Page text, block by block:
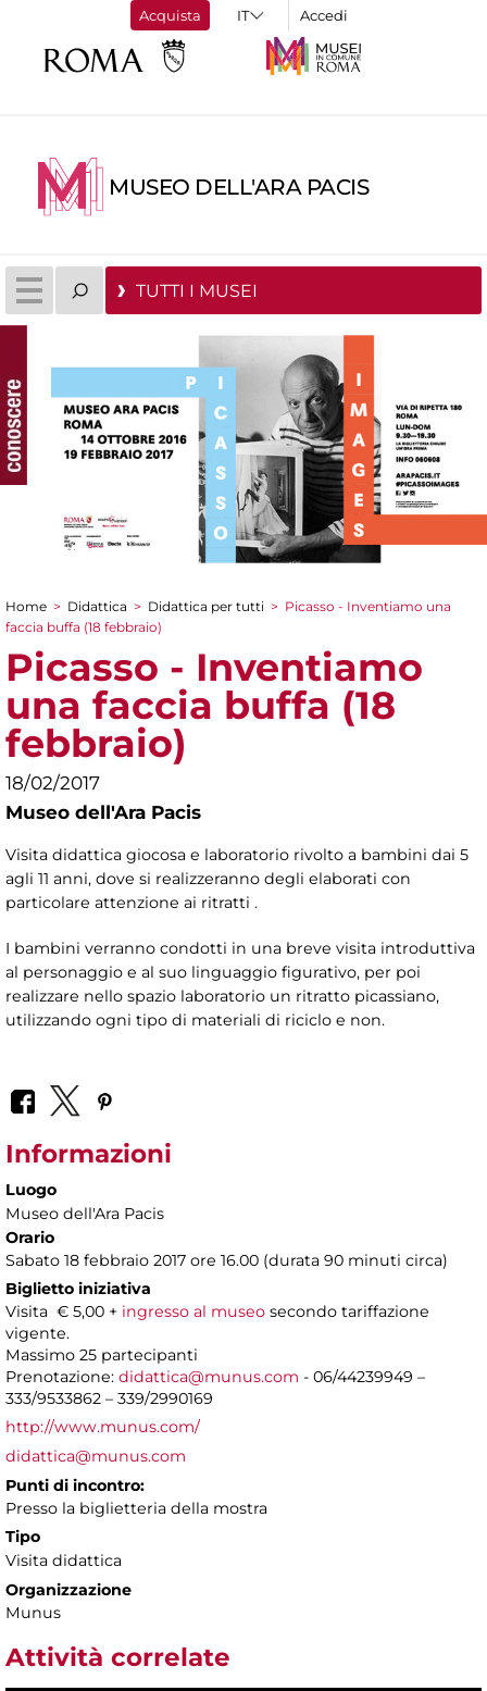
Acquista Accedi
MUSEO DELL'ARA PACIS
TUTTI I MUSEI
Tu sei qui
Home > Didattica > Didattica per tutti > Picasso - Inventiamo una
faccia buffa (18 febbraio)
Picasso - Inventiamo
una faccia buffa (18
febbraio)
18/02/2017
Museo dell'Ara Pacis
Visita didattica giocosa e laboratorio rivolto a bambini dai 5
agli 11 anni, dove si realizzeranno degli elaborati con
particolare attenzione ai ritratti .
I bambini verranno condotti in una breve visita introduttiva
al personaggio e al suo linguaggio figurativo, per poi
realizzare nello spazio laboratorio un ritratto picassiano,
utilizzando ogni tipo di materiali di riciclo e non.
Informazioni
Luogo
Museo dell'Ara Pacis
Orario
Sabato 18 febbraio 2017 ore 16.00 (durata 90 minuti circa)
Biglietto iniziativa
Visita € 5,00 + ingresso al museo secondo tariffazione
vigente.
Massimo 25 partecipanti
Prenotazione: didattica@munus.com - 06/44239949 –
333/9533862 – 339/2990169
http://www.munus.com/
didattica@munus.com
Punti di incontro:
Presso la biglietteria della mostra
Tipo
Visita didattica
Organizzazione
Munus
Attività correlate